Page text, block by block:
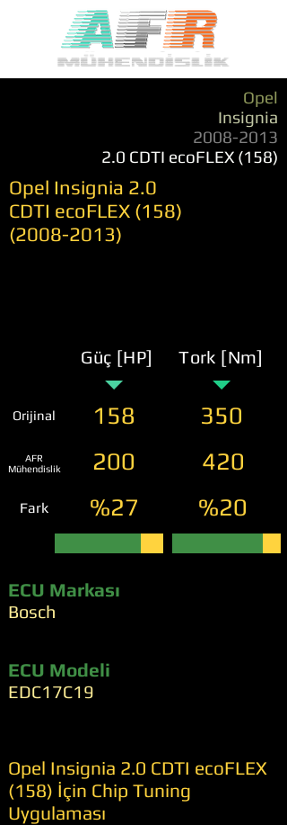
Opel
Insignia
2008-2013
2.0 CDTI ecoFLEX (158)
Opel Insignia 2.0
CDTI ecoFLEX (158)
(2008-2013)
Güç [HP] Tork [Nm]
Orijinal 158 350
AFR
Mühendislik
200 420
Fark %27 %20
ECU Markası
Bosch
ECU Modeli
EDC17C19
Opel Insignia 2.0 CDTI ecoFLEX
(158) İçin Chip Tuning
Uygulaması